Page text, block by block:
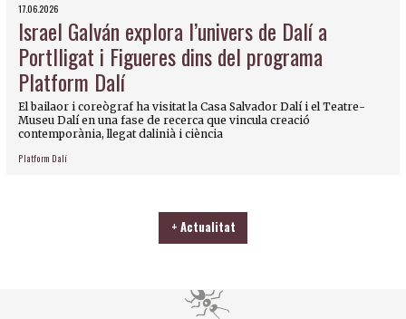
17.06.2026
Israel Galván explora l’univers de Dalí a
Portlligat i Figueres dins del programa
Platform Dalí
El bailaor i coreògraf ha visitat la Casa Salvador Dalí i el Teatre-
Museu Dalí en una fase de recerca que vincula creació
contemporània, llegat dalinià i ciència
Platform Dalí
+ Actualitat